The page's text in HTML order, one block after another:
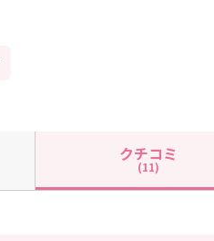
クチコミ
(11)